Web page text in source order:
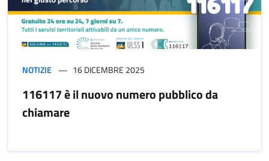
NOTIZIE 16 DICEMBRE 2025
116117 è il nuovo numero pubblico da
chiamare